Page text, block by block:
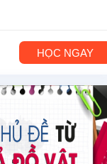
HỌC NGAY